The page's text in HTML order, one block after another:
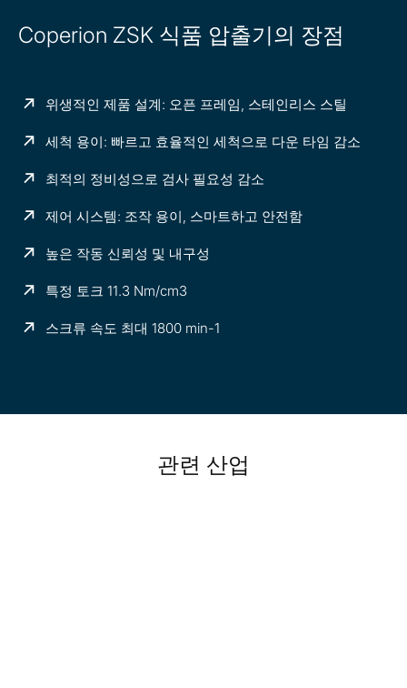
Coperion ZSK 식품 압출기의 장점
위생적인 제품 설계: 오픈 프레임, 스테인리스 스틸
세척 용이: 빠르고 효율적인 세척으로 다운 타임 감소
최적의 정비성으로 검사 필요성 감소
제어 시스템: 조작 용이, 스마트하고 안전함
높은 작동 신뢰성 및 내구성
특정 토크 11.3 Nm/cm3
스크류 속도 최대 1800 min-1
관련 산업